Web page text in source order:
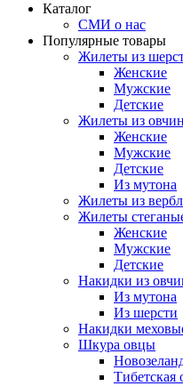
Каталог
СМИ о нас
Популярные товары
Жилеты из
Женские
Мужские
Детские
Жилеты из
Женские
Мужские
Детские
Из мутона
Жилеты из
Жилеты
Женские
Мужские
Детские
Накидки из
Из мутона
Из шерсти
Накидки
Шкура овцы
Тибетская